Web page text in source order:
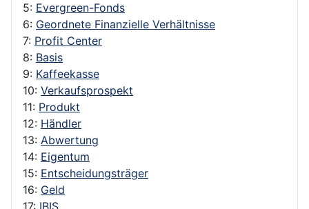
5: Evergreen-Fonds
6: Geordnete Finanzielle Verhältnisse
7: Profit Center
8: Basis
9: Kaffeekasse
10: Verkaufsprospekt
11: Produkt
12: Händler
13: Abwertung
14: Eigentum
15: Entscheidungsträger
16: Geld
17: IBIS